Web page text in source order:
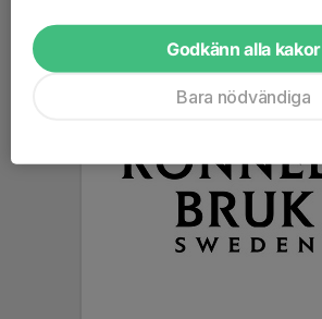
Godkänn alla kakor
Bara nödvändiga